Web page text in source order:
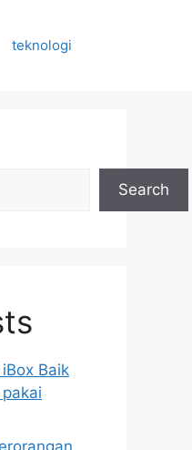
teknologi
Search
Baik